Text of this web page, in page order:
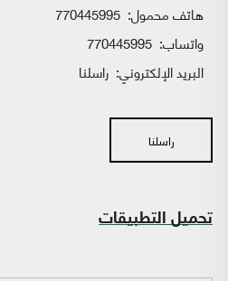
هاتف محمول: 770445995
واتساب:
البريد الإلكتروني: راسلنا
راسلنا
تحميل التطبيقات